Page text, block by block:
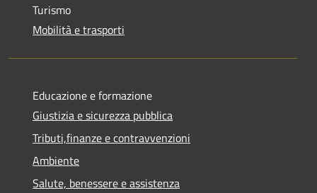
Turismo
Mobilità e trasporti
Educazione e formazione
Giustizia e sicurezza pubblica
Tributi,finanze e contravvenzioni
Ambiente
Salute, benessere e assistenza